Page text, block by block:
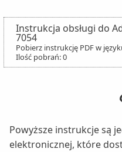
Instrukcja obsługi do
7054
Pobierz instrukcję PDF w
Ilość pobrań: 0
Powyższe instrukcje są
elektronicznej, które